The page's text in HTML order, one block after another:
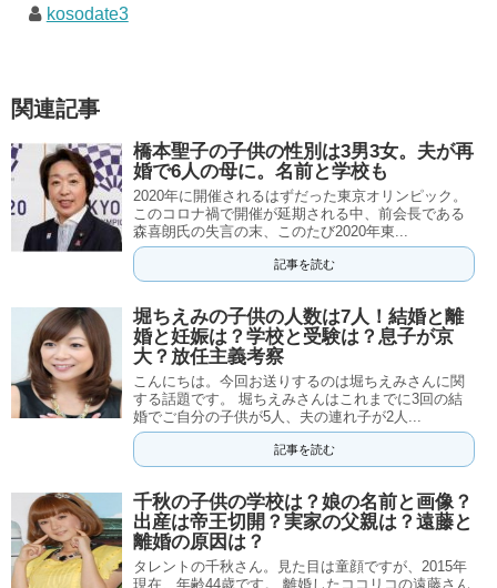
kosodate3
関連記事
橋本聖子の子供の性別は3男3女。夫が再
婚で6人の母に。名前と学校も
2020年に開催されるはずだった東京オリンピック。
このコロナ禍で開催が延期される中、前会長である
森喜朗氏の失言の末、このたび2020年東...
記事を読む
堀ちえみの子供の人数は7人！結婚と離
婚と妊娠は？学校と受験は？息子が京
大？放任主義考察
こんにちは。今回お送りするのは堀ちえみさんに関
する話題です。 堀ちえみさんはこれまでに3回の結
婚でご自分の子供が5人、夫の連れ子が2人...
記事を読む
千秋の子供の学校は？娘の名前と画像？
出産は帝王切開？実家の父親は？遠藤と
離婚の原因は？
タレントの千秋さん。見た目は童顔ですが、2015年
現在、年齢44歳です。 離婚したココリコの遠藤さん